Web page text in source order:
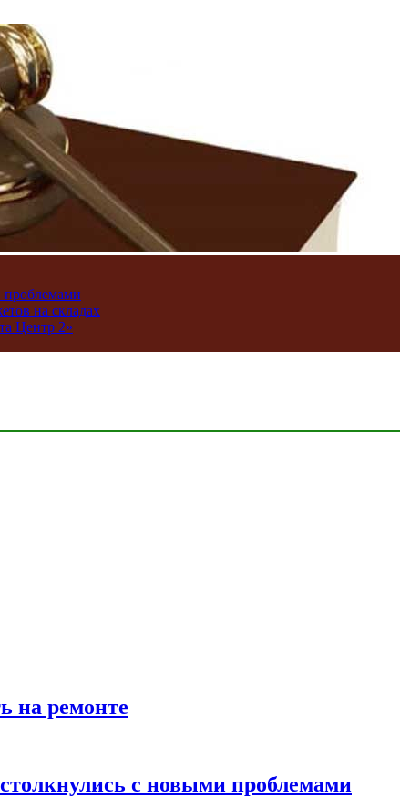
проблемами
на складах
Центр 2»
на ремонте
с новыми проблемами